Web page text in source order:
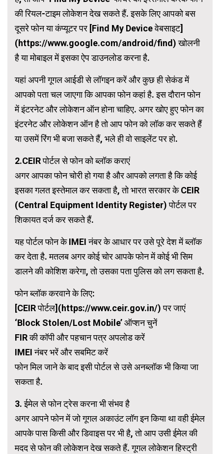
की रियल-टाइम लोकेशन देख सकते हैं. इसके लिए आपको बस
दूसरे फोन या कंप्यूटर पर [Find My Device वेबसाइट]
(https://www.google.com/android/find) खोलनी
है या मोबाइल में इसका ऐप डाउनलोड करना है.
यहां अपनी गूगल आईडी से लॉगइन करें और कुछ ही सेकंड में
आपको पता चल जाएगा कि आपका फोन कहां है. इस दौरान फोन
में इंटरनेट और लोकेशन ऑन होना चाहिए. अगर खोए हुए फोन का
इंटरनेट और लोकेशन ऑन है तो आप फोन को लॉक कर सकते हैं
या उसमें रिंग भी बजा सकते हैं, भले ही वो साइलेंट पर हो.
2.CEIR पोर्टल से फोन को ब्लॉक कराएं
अगर आपका फोन चोरी हो गया है और आपको लगता है कि कोई
इसका गलत इस्तेमाल कर सकता है, तो भारत सरकार के CEIR
(Central Equipment Identity Register) पोर्टल पर
शिकायत दर्ज कर सकते हैं.
यह पोर्टल फोन के IMEI नंबर के आधार पर उसे पूरे देश में ब्लॉक
कर देता है. मतलब अगर कोई चोर आपके फोन में कोई भी सिम
डालने की कोशिश करेगा, तो उसका पता पुलिस को लग सकता है.
फोन ब्लॉक करवाने के लिए:
[CEIR पोर्टल](https://www.ceir.gov.in/) पर जाएं
‘Block Stolen/Lost Mobile’ ऑप्शन चुनें
FIR की कॉपी और पहचान पत्र अपलोड करें
IMEI नंबर भरें और सबमिट करें
फोन मिल जाने के बाद इसी पोर्टल से उसे अनब्लॉक भी किया जा
सकता है.
3. ईमेल से फोन ट्रेस करना भी संभव है
अगर आपने फोन में जो गूगल अकाउंट लॉग इन किया था वही ईमेल
आपके पास किसी और डिवाइस पर भी है, तो आप उसी ईमेल की
मदद से फोन की लोकेशन देख सकते हैं. गूगल लोकेशन हिस्ट्री